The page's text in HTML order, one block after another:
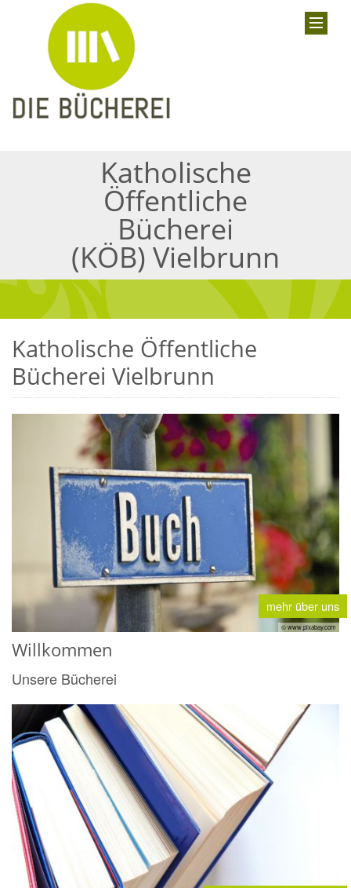
Katholische
Öffentliche
Bücherei
(KÖB) Vielbrunn
Katholische Öffentliche
Bücherei Vielbrunn
mehr über uns
© www.pixabay.com
Willkommen
Unsere Bücherei